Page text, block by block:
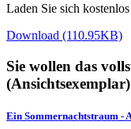
Laden Sie sich
Download (110.95KB)
Sie wollen das
(Ansichtsexemplar)
Ein Sommernachtstraum -